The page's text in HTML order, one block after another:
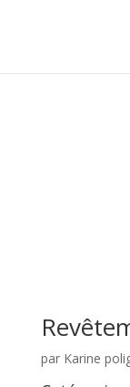
par Karine